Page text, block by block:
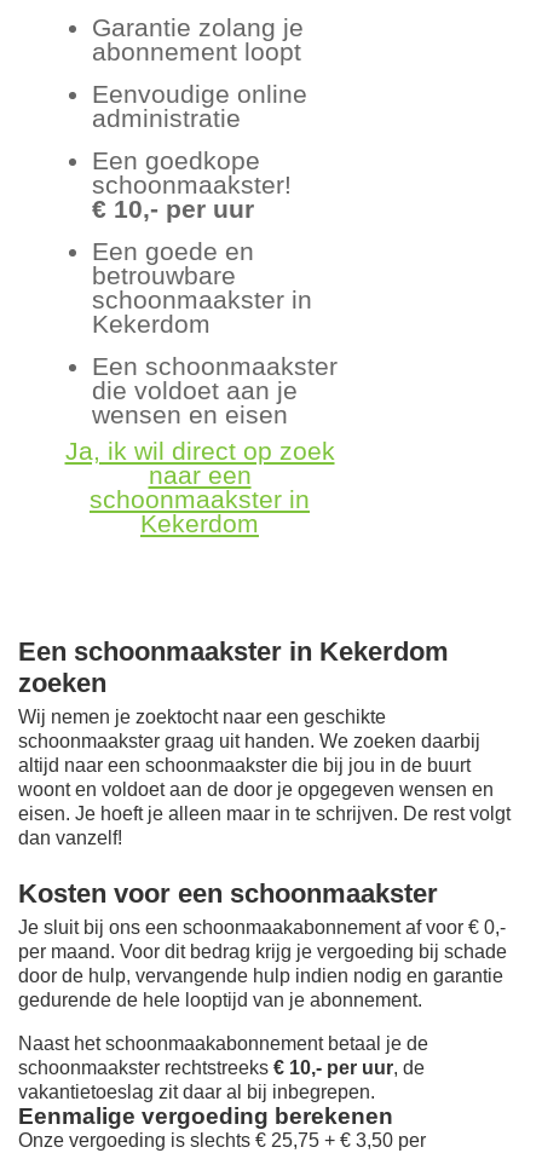
Garantie zolang je
abonnement loopt
Eenvoudige online
administratie
Een goedkope
schoonmaakster!
€ 10,- per uur
Een goede en
betrouwbare
schoonmaakster in
Kekerdom
Een schoonmaakster
die voldoet aan je
wensen en eisen
Ja, ik wil direct op zoek
naar een
schoonmaakster in
Kekerdom
Een schoonmaakster in Kekerdom
zoeken
Wij nemen je zoektocht naar een geschikte
schoonmaakster graag uit handen. We zoeken daarbij
altijd naar een schoonmaakster die bij jou in de buurt
woont en voldoet aan de door je opgegeven wensen en
eisen. Je hoeft je alleen maar in te schrijven. De rest volgt
dan vanzelf!
Kosten voor een schoonmaakster
Je sluit bij ons een schoonmaakabonnement af voor € 0,-
per maand. Voor dit bedrag krijg je vergoeding bij schade
door de hulp, vervangende hulp indien nodig en garantie
gedurende de hele looptijd van je abonnement.
Naast het schoonmaakabonnement betaal je de
schoonmaakster rechtstreeks € 10,- per uur, de
vakantietoeslag zit daar al bij inbegrepen.
Eenmalige vergoeding berekenen
Onze vergoeding is slechts € 25,75 + € 3,50 per